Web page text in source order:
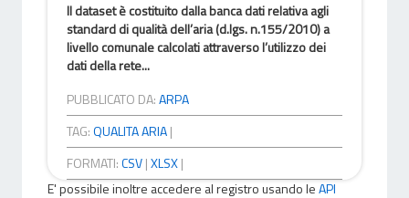
Il dataset è costituito dalla banca dati relativa agli
standard di qualità dell’aria (d.lgs. n.155/2010) a
livello comunale calcolati attraverso l’utilizzo dei
dati della rete...
PUBBLICATO DA:ARPA
TAG:QUALITA ARIA|
FORMATI:CSV|XLSX|
E' possibile inoltre accedere al registro usando leAPI